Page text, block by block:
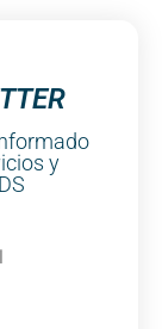
y